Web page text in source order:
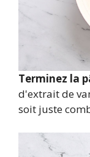
Terminez la
d'extrait de
soit juste